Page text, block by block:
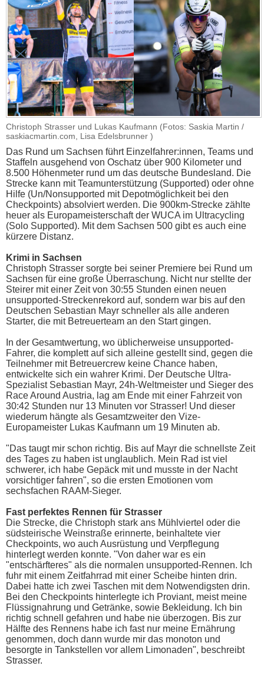
Christoph Strasser und Lukas Kaufmann (Fotos: Saskia Martin /
saskiacmartin.com, Lisa Edelsbrunner )
Das Rund um Sachsen führt Einzelfahrer:innen, Teams und
Staffeln ausgehend von Oschatz über 900 Kilometer und
8.500 Höhenmeter rund um das deutsche Bundesland. Die
Strecke kann mit Teamunterstützung (Supported) oder ohne
Hilfe (Un/Nonsupported mit Depotmöglichkeit bei den
Checkpoints) absolviert werden. Die 900km-Strecke zählte
heuer als Europameisterschaft der WUCA im Ultracycling
(Solo Supported). Mit dem Sachsen 500 gibt es auch eine
kürzere Distanz.
Krimi in Sachsen
Christoph Strasser sorgte bei seiner Premiere bei Rund um
Sachsen für eine große Überraschung. Nicht nur stellte der
Steirer mit einer Zeit von 30:55 Stunden einen neuen
unsupported-Streckenrekord auf, sondern war bis auf den
Deutschen Sebastian Mayr schneller als alle anderen
Starter, die mit Betreuerteam an den Start gingen.
In der Gesamtwertung, wo üblicherweise unsupported-
Fahrer, die komplett auf sich alleine gestellt sind, gegen die
Teilnehmer mit Betreuercrew keine Chance haben,
entwickelte sich ein wahrer Krimi. Der Deutsche Ultra-
Spezialist Sebastian Mayr, 24h-Weltmeister und Sieger des
Race Around Austria, lag am Ende mit einer Fahrzeit von
30:42 Stunden nur 13 Minuten vor Strasser! Und dieser
wiederum hängte als Gesamtzweiter den Vize-
Europameister Lukas Kaufmann um 19 Minuten ab.
"Das taugt mir schon richtig. Bis auf Mayr die schnellste Zeit
des Tages zu haben ist unglaublich. Mein Rad ist viel
schwerer, ich habe Gepäck mit und musste in der Nacht
vorsichtiger fahren", so die ersten Emotionen vom
sechsfachen RAAM-Sieger.
Fast perfektes Rennen für Strasser
Die Strecke, die Christoph stark ans Mühlviertel oder die
südsteirische Weinstraße erinnerte, beinhaltete vier
Checkpoints, wo auch Ausrüstung und Verpflegung
hinterlegt werden konnte. "Von daher war es ein
"entschärfteres" als die normalen unsupported-Rennen. Ich
fuhr mit einem Zeitfahrrad mit einer Scheibe hinten drin.
Dabei hatte ich zwei Taschen mit dem Notwendigsten drin.
Bei den Checkpoints hinterlegte ich Proviant, meist meine
Flüssignahrung und Getränke, sowie Bekleidung. Ich bin
richtig schnell gefahren und habe nie überzogen. Bis zur
Hälfte des Rennens habe ich fast nur meine Ernährung
genommen, doch dann wurde mir das monoton und
besorgte in Tankstellen vor allem Limonaden", beschreibt
Strasser.